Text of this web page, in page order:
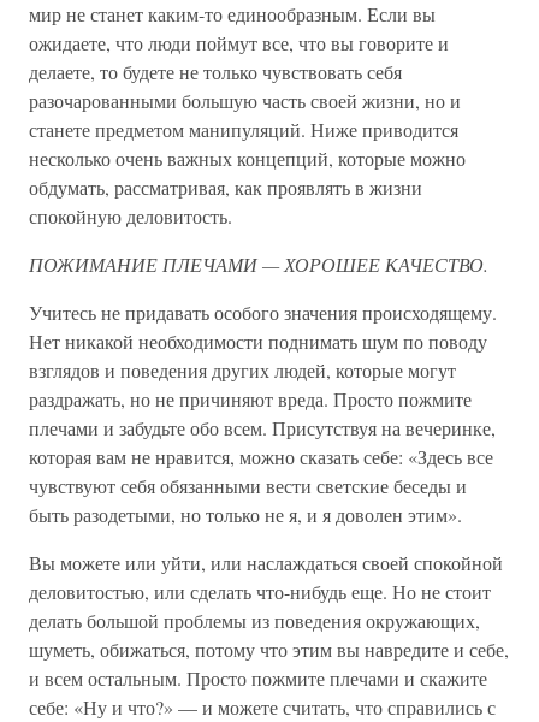
мир не станет каким-то единообразным. Если вы
ожидаете, что люди поймут все, что вы говорите и
делаете, то будете не только чувствовать себя
разочарованными большую часть своей жизни, но и
станете предметом манипуляций. Ниже приводится
несколько очень важных концепций, которые можно
обдумать, рассматривая, как проявлять в жизни
спокойную деловитость.
ПОЖИМАНИЕ ПЛЕЧАМИ — ХОРОШЕЕ КАЧЕСТВО.
Учитесь не придавать особого значения происходящему.
Нет никакой необходимости поднимать шум по поводу
взглядов и поведения других людей, которые могут
раздражать, но не причиняют вреда. Просто пожмите
плечами и забудьте обо всем. Присутствуя на вечеринке,
которая вам не нравится, можно сказать себе: «Здесь все
чувствуют себя обязанными вести светские беседы и
быть разодетыми, но только не я, и я доволен этим».
Вы можете или уйти, или наслаждаться своей спокойной
деловитостью, или сделать что-нибудь еще. Но не стоит
делать большой проблемы из поведения окружающих,
шуметь, обижаться, потому что этим вы навредите и себе,
и всем остальным. Просто пожмите плечами и скажите
себе: «Ну и что?» — и можете считать, что справились с